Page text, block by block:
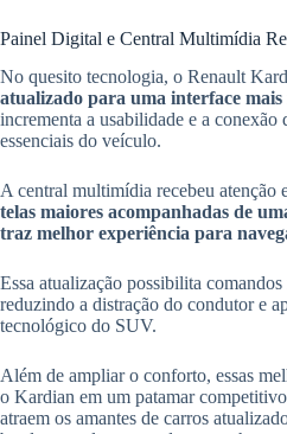
Painel Digital e Central Multimídia
No quesito tecnologia, o Renault
atualizado para uma interface
incrementa a usabilidade e a
essenciais do veículo.
A central multimídia recebeu atenção
telas maiores acompanhadas de
traz melhor experiência para
Essa atualização possibilita
reduzindo a distração do condutor e
tecnológico do SUV.
Além de ampliar o conforto, essas
o Kardian em um patamar
atraem os amantes de carros